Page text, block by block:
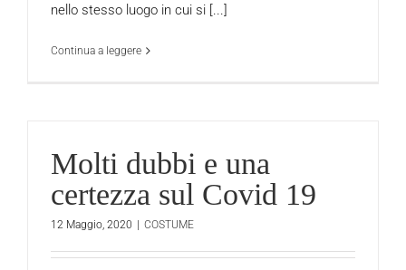
nello stesso luogo in cui si [...]
Continua a leggere
Molti dubbi e una
certezza sul Covid 19
12 Maggio, 2020 | COSTUME